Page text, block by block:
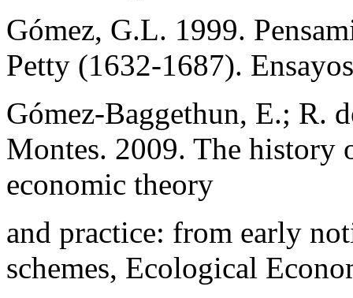
Gómez, G.L. 1999.
Petty (1632-1687).
Gómez-Baggethun, E.; R.
Montes. 2009. The history
economic theory
and practice: from early
schemes, Ecological